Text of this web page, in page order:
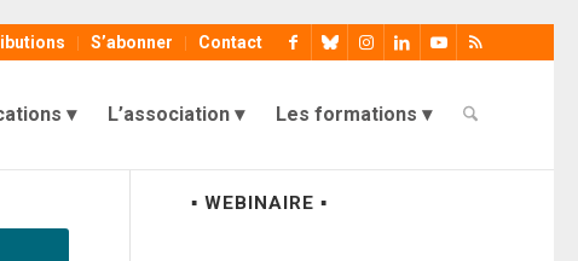
S’abonner Contact
L’association Les formations
▪ WEBINAIRE ▪